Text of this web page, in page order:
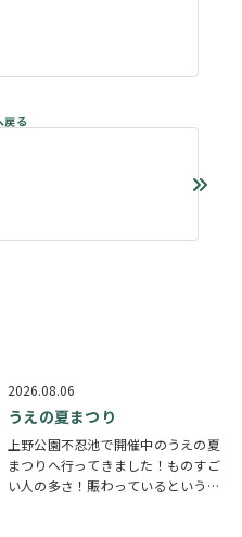
2026.08.06
うえの夏まつり
上野公園不忍池で開催中のうえの夏
まつりへ行ってきました！ものすご
い人の多さ！賑わっているという言